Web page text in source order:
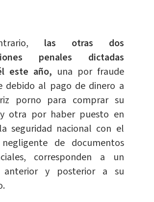
las otras dos
penales dictadas
este año, una por fraude
debido al pago de dinero a
porno para comprar su
otra por haber puesto en
seguridad nacional con el
de documentos
corresponden a un
anterior y posterior a su